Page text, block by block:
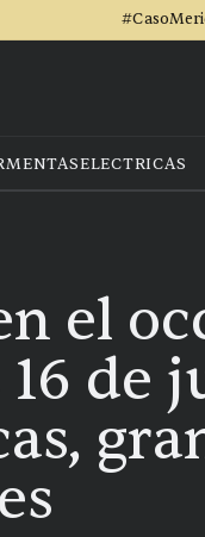
el
de